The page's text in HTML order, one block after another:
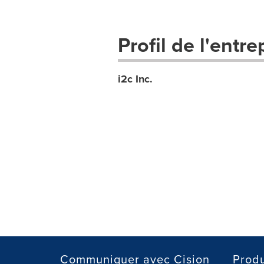
Profil de
i2c Inc.
Communiquer avec Cision